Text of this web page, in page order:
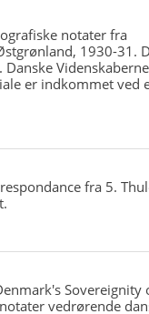
notater fra
1930-31.
er indkommet ved
fra 5.
Sovereignity
vedrørende